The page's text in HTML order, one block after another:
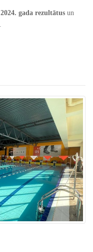
2024. gada rezultātus un